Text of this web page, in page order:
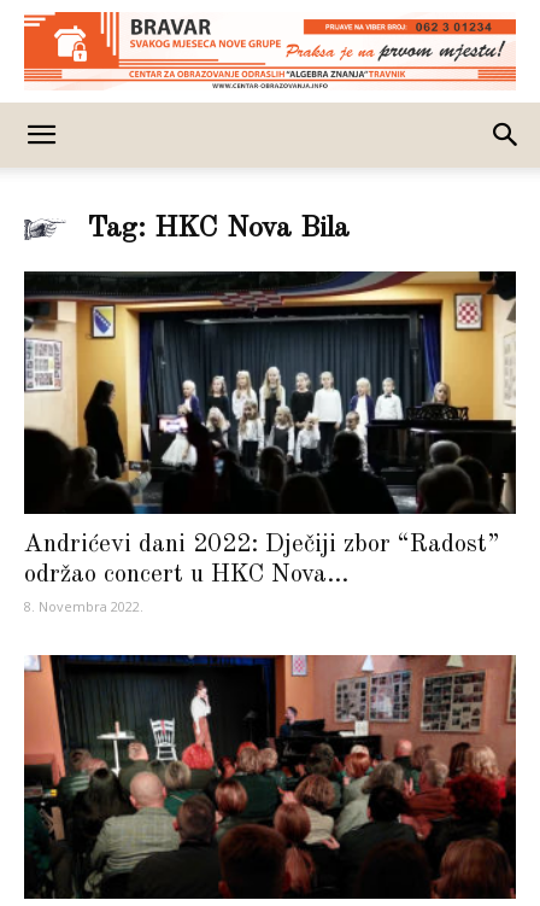
Tag: HKC Nova Bila
Andrićevi dani 2022: Dječiji zbor “Radost”
održao concert u HKC Nova...
8. Novembra 2022.